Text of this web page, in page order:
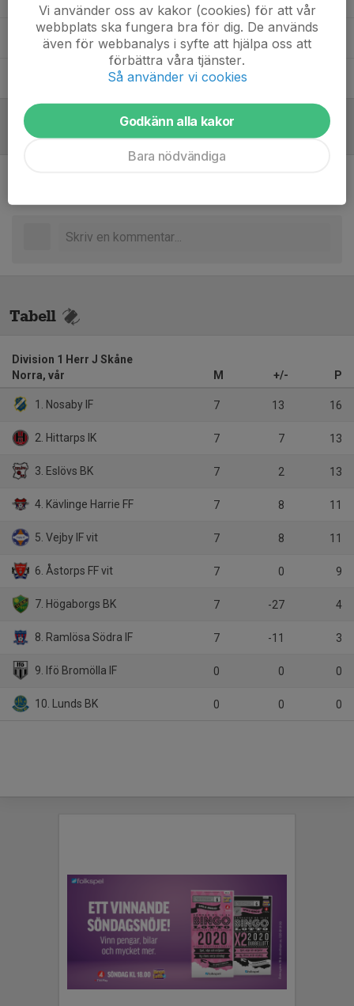
Kim KäpplerHuvudtränare
Sebastian GötheAssisterande tränare
Referat
Tabell
Division 1 Herr J Skåne
Norra, vår
M +/- P
1. Nosaby IF 7 13 16
2. Hittarps IK 7 7 13
3. Eslövs BK 7 2 13
4. Kävlinge Harrie FF 7 8 11
5. Vejby IF vit 7 8 11
6. Åstorps FF vit 7 0 9
7. Högaborgs BK 7 -27 4
8. Ramlösa Södra IF 7 -11 3
9. Ifö Bromölla IF 0 0 0
10. Lunds BK 0 0 0
Vi använder oss av kakor (cookies) för att vår
webbplats ska fungera bra för dig. De används
även för webbanalys i syfte att hjälpa oss att
förbättra våra tjänster.
Så använder vi cookies
Godkänn alla kakor
Bara nödvändiga